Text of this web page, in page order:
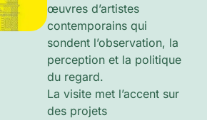
œuvres d’artistes
contemporains qui
sondent l’observation, la
perception et la politique
du regard.
La visite met l’accent sur
des projets